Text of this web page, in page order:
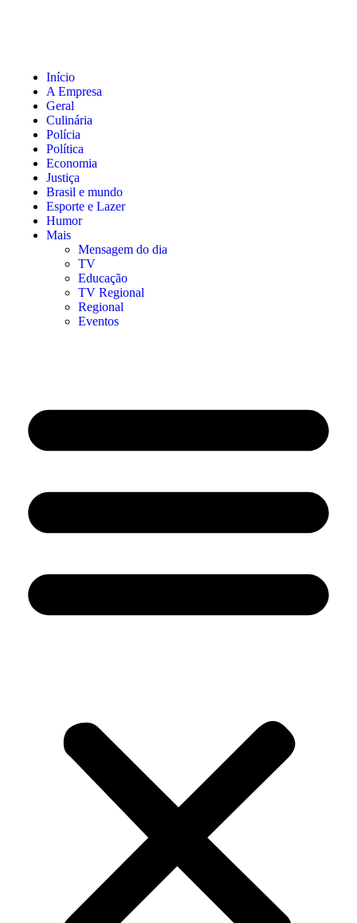
Início
A Empresa
Geral
Culinária
Polícia
Política
Economia
Justiça
Brasil e mundo
Esporte e Lazer
Humor
Mais
Mensagem do dia
TV
Educação
TV Regional
Regional
Eventos